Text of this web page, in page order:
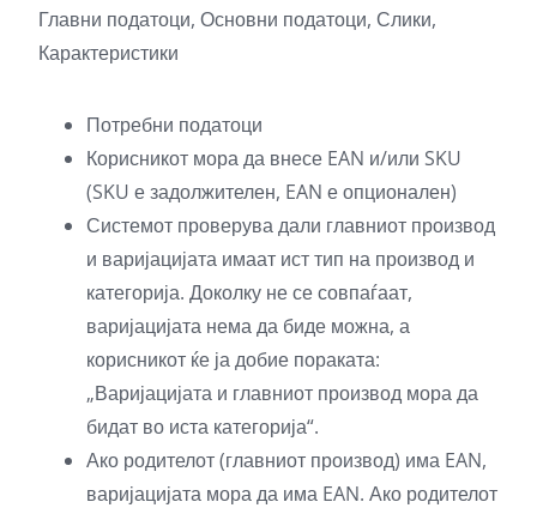
Главни податоци, Основни податоци, Слики,
Карактеристики
Потребни податоци
Корисникот мора да внесе EAN и/или SKU
(SKU е задолжителен, EAN е опционален)
Системот проверува дали главниот производ
и варијацијата имаат ист тип на производ и
категорија. Доколку не се совпаѓаат,
варијацијата нема да биде можна, а
корисникот ќе ја добие пораката:
„Варијацијата и главниот производ мора да
бидат во иста категорија“.
Ако родителот (главниот производ) има EAN,
варијацијата мора да има EAN. Ако родителот